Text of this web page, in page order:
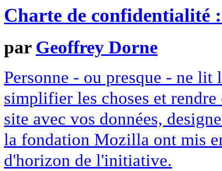
Charte de confidentialité
par Geoffrey Dorne
Personne - ou presque - ne
simplifier les choses et
site avec vos données,
la fondation Mozilla ont mis
d'horizon de l'initiative.